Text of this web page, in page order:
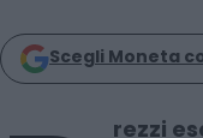
Scegli Moneta
rezzi